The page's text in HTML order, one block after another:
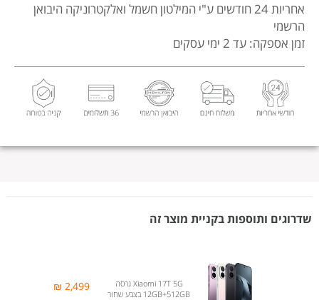
אחריות 24 חודשים
ע"י המילטון חשמל ואלקטרוניקה היבואן
הרשמי
זמן אספקה: עד 2 ימי עסקים
שדרוגים ותוספות בקניית מוצר זה
Xiaomi 17T 5G גרסה
12GB+512GB בצבע שחור
2,499 ₪